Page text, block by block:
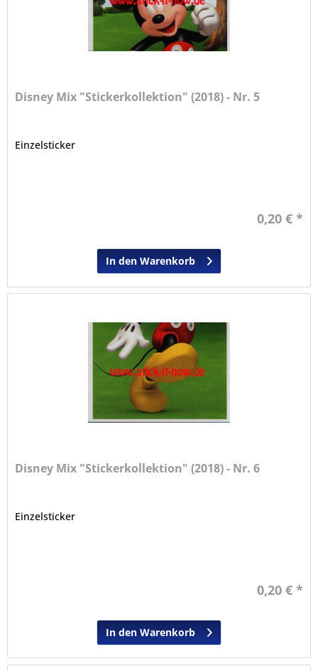
Disney Mix "Stickerkollektion" (2018) - Nr. 5
Einzelsticker
0,20 € *
In den Warenkorb
Disney Mix "Stickerkollektion" (2018) - Nr. 6
Einzelsticker
0,20 € *
In den Warenkorb